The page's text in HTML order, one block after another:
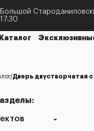
Большой
17:30
Каталог
Дверь двустворчатая с